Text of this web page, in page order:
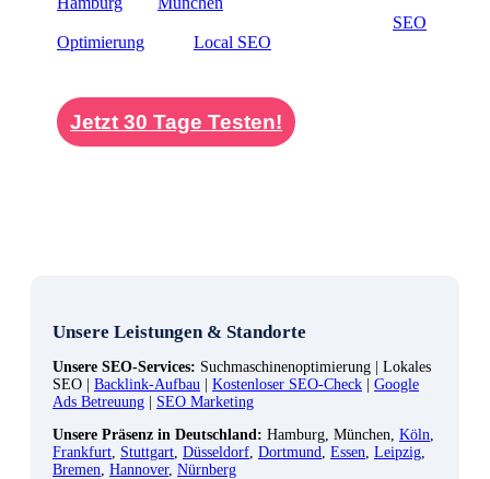
SEO
Optimierung
Local SEO
Jetzt 30 Tage Testen!
Unsere Leistungen & Standorte
Unsere SEO-Services: Suchmaschinenoptimierung | Lokales
SEO | Backlink-Aufbau Kostenloser SEO-Check
Google
Ads Betreuung
SEO Marketing
Unsere Präsenz in Deutschland: Hamburg, München, Köln
Frankfurt Stuttgart Düsseldorf Dortmund Essen Leipzig
Bremen Hannover, Nürnberg